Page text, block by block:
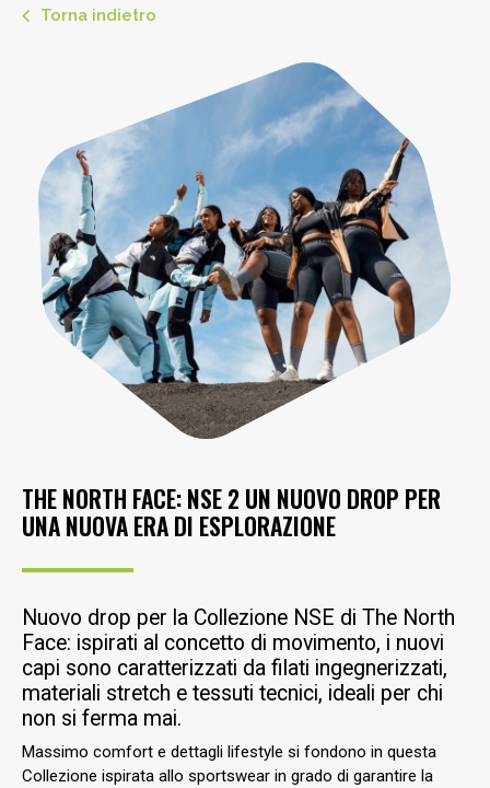
Torna indietro
THE NORTH FACE: NSE 2 UN NUOVO DROP PER
UNA NUOVA ERA DI ESPLORAZIONE
Nuovo drop per la Collezione NSE di The North
Face: ispirati al concetto di movimento, i nuovi
capi sono caratterizzati da filati ingegnerizzati,
materiali stretch e tessuti tecnici, ideali per chi
non si ferma mai.
Massimo comfort e dettagli lifestyle si fondono in questa
Collezione ispirata allo sportswear in grado di garantire la